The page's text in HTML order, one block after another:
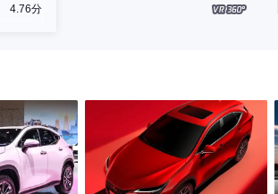
4.76分